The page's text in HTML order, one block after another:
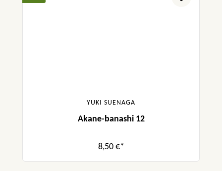
YUKI SUENAGA
Akane-banashi 12
8,50 €*